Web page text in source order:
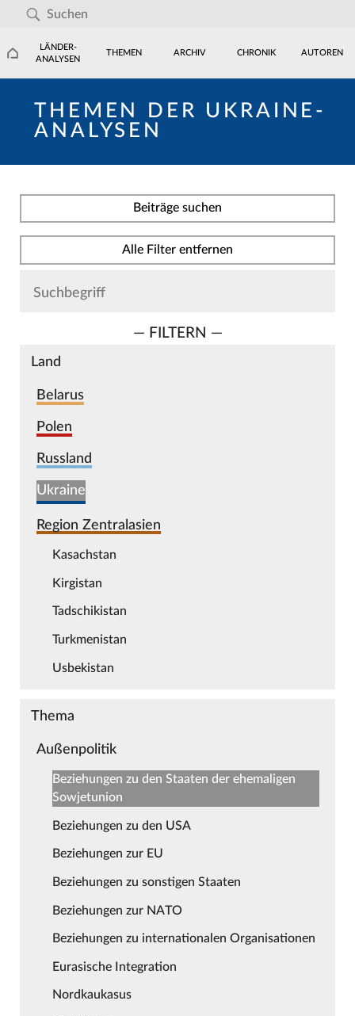
LÄNDER-
ANALYSEN
THEMEN ARCHIV CHRONIK AUTOREN
THEMEN DER UKRAINE-
ANALYSEN
Beiträge suchen
Alle Filter entfernen
— FILTERN —
Land
Belarus
Polen
Russland
Ukraine
Region Zentralasien
Kasachstan
Kirgistan
Tadschikistan
Turkmenistan
Usbekistan
Thema
Außenpolitik
Beziehungen zu den Staaten der ehemaligen
Sowjetunion
Beziehungen zu den USA
Beziehungen zur EU
Beziehungen zu sonstigen Staaten
Beziehungen zur NATO
Beziehungen zu internationalen Organisationen
Eurasische Integration
Nordkaukasus